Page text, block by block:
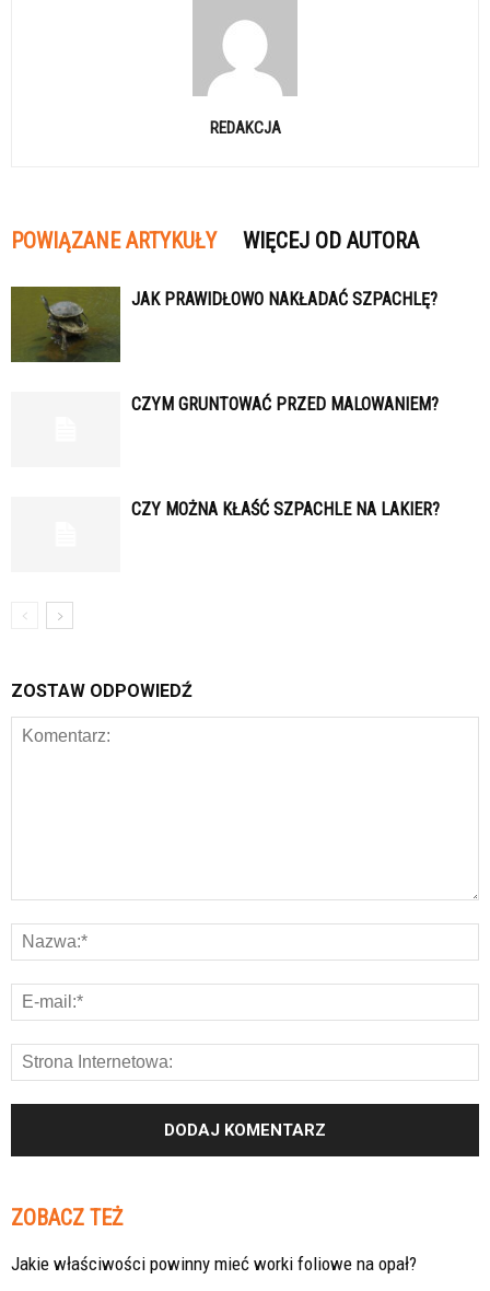
REDAKCJA
POWIĄZANE ARTYKUŁY WIĘCEJ OD AUTORA
JAK PRAWIDŁOWO NAKŁADAĆ SZPACHLĘ?
CZYM GRUNTOWAĆ PRZED MALOWANIEM?
CZY MOŻNA KŁAŚĆ SZPACHLE NA LAKIER?
ZOSTAW ODPOWIEDŹ
ZOBACZ TEŻ
Jakie właściwości powinny mieć worki foliowe na opał?